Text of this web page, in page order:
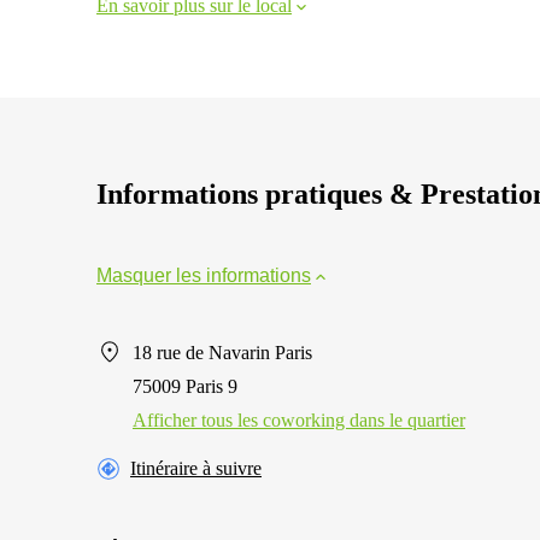
En savoir plus sur le local
Informations pratiques &
Masquer les informations
18 rue de Navarin Paris
75009 Paris 9
Afficher tous les сoworking dans le quartier
Itinéraire à suivre